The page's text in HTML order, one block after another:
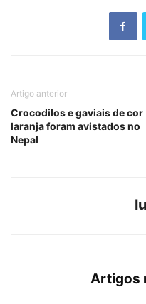
Artigo anterior
Crocodilos e gaviais de cor
laranja foram avistados no
Nepal
Artigos